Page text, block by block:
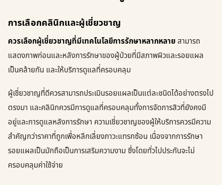
การเลือกคลินิกและผู้เชี่ยวชาญ
ควรเลือกผู้เชี่ยวชาญที่มีเทคโนโลยีการรักษาหลากหลายสามารถ
แสดงภาพก่อนและหลังการรักษาของผู้ป่วยที่มีสภาพผิวและรอยแผล
เป็นคล้ายกัน และให้บริการดูแลที่ครอบคลุม
ผู้เชี่ยวชาญที่ดีควรสามารถประเมินรอยแผลเป็นแต่ละชนิดได้อย่างตรงไป
ตรงมา และคลินิกควรมีการดูแลที่ครอบคลุมทั้งการจัดการสิวที่ยังคงมี
อยู่และการดูแลหลังการรักษา ความเชี่ยวชาญของผู้ให้บริการควรมีความ
สำคัญกว่าราคาที่ถูกเพื่อหลีกเลี่ยงภาวะแทรกซ้อน เนื่องจากการรักษา
รอยแผลเป็นมักถือเป็นการเสริมความงาม ซึ่งโดยทั่วไปประกันจะไม่
ครอบคลุมค่าใช้จ่าย